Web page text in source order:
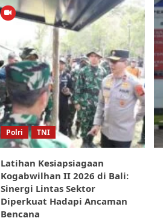
Polri TNI
Latihan Kesiapsiagaan
Kogabwilhan II 2026 di Bali:
Sinergi Lintas Sektor
Diperkuat Hadapi Ancaman
Bencana